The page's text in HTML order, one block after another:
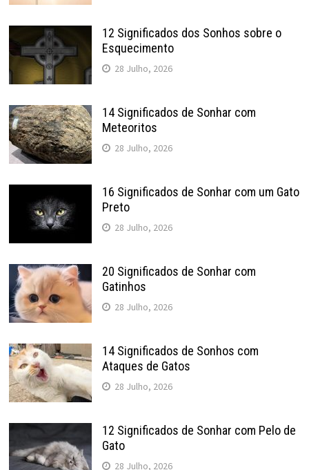
12 Significados dos Sonhos sobre o
Esquecimento
28 Julho, 2026
14 Significados de Sonhar com
Meteoritos
28 Julho, 2026
16 Significados de Sonhar com um Gato
Preto
28 Julho, 2026
20 Significados de Sonhar com
Gatinhos
28 Julho, 2026
14 Significados de Sonhos com
Ataques de Gatos
28 Julho, 2026
12 Significados de Sonhar com Pelo de
Gato
28 Julho, 2026